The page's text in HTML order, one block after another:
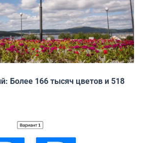
Более 166 тысяч цветов и 518